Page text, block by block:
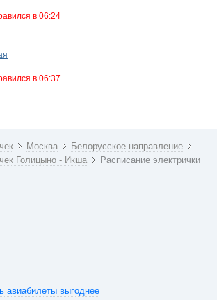
в 06:24
в 06:37
Москва
Белорусское направление
Голицыно - Икша
Расписание электрички
авиабилеты выгоднее